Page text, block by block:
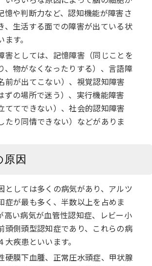
憶や判断力など、認知機能が障害さ
、生活する面での障害が出ている状
す。
害としては、記憶障害（同じことを
、物がなくなったりする）、言語障
前が出てこない）、視覚認知障害
ずの場所で迷う）、実行機能障害
ててできない）、社会的認知障害
たり同情できない）などがありま
原因
としては多くの病気があり、アルツ
症が最も多く、半数以上を占めま
高い病気が血管性認知症、レビー小
頭側頭型認知症であり、これらの病
大疾患といいます。
硬膜下血腫、正常圧水頭症、甲状腺